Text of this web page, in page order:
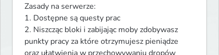
Zasady na serwerze:
1. Dostępne są questy prac
2. Niszcząc bloki i zabijając moby zdobywasz
punkty pracy za które otrzymujesz pieniądze